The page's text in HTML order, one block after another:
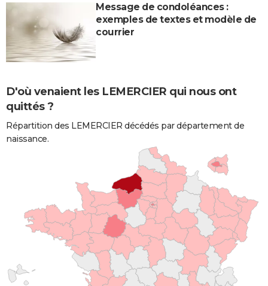
Message de condoléances :
exemples de textes et modèle de
courrier
D'où venaient les LEMERCIER qui nous ont
quittés ?
Répartition des LEMERCIER décédés par département de
naissance.